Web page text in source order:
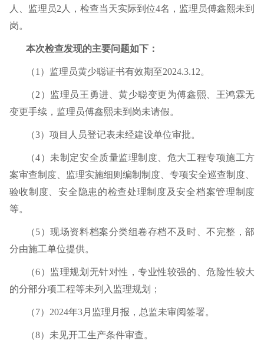
人、监理员2 人，检查当天实际到位4名，监理员傅鑫熙未到
岗。
本次检查发现的主要问题如下：
（1 ）监理员黄少聪证书有效期至2024.3.12。
（2 ）监理员王勇进、黄少聪变更为傅鑫熙、王鸿霖无
变更手续，监理员傅鑫熙未到岗未请假。
（3）项目人员登记表未经建设单位审批。
（4）未制定安全质量监理制度、危大工程专项施工方
案审查制度、监理实施细则编制制度、专项安全巡查制度、
验收制度、安全隐患的检查处理制度及安全档案管理制度
等。
（5）现场资料档案分类组卷存档不及时、不完整，部
分由施工单位提供。
（6）监理规划无针对性，专业性较强的、危险性较大
的分部分项工程等未列入监理规划；
（7） 2024年3月监理月报，总监未审阅签署。
（8）未见开工生产条件审查。